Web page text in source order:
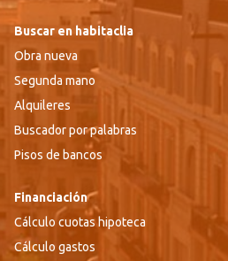
Buscar en habitaclia
Obra nueva
Segunda mano
Alquileres
Buscador por palabras
Pisos de bancos
Financiación
Cálculo cuotas hipoteca
Cálculo gastos